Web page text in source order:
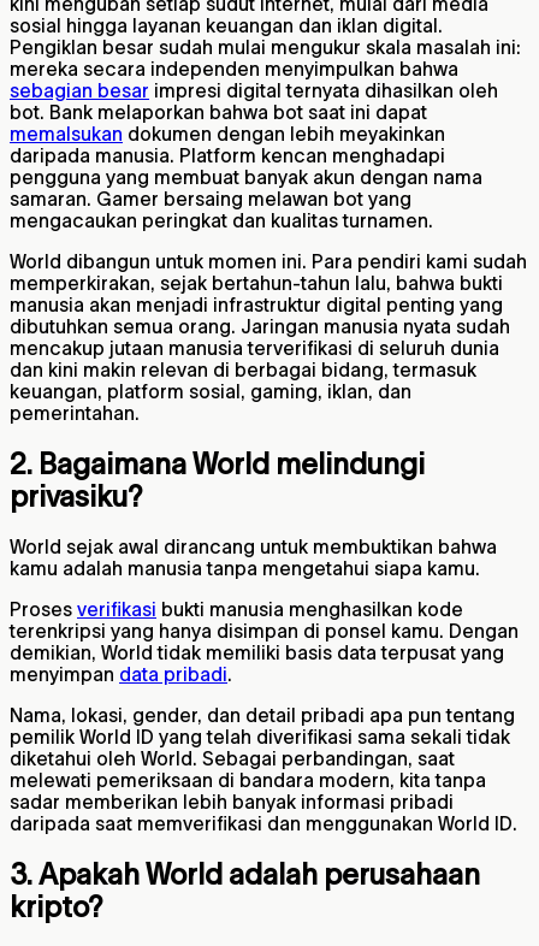
sosial hingga layanan keuangan dan iklan digital.
Pengiklan besar sudah mulai mengukur skala masalah ini:
mereka secara independen menyimpulkan bahwa
sebagian besar impresi digital ternyata dihasilkan oleh
bot. Bank melaporkan bahwa bot saat ini dapat
memalsukan dokumen dengan lebih meyakinkan
daripada manusia. Platform kencan menghadapi
pengguna yang membuat banyak akun dengan nama
samaran. Gamer bersaing melawan bot yang
mengacaukan peringkat dan kualitas turnamen.
World dibangun untuk momen ini. Para pendiri kami sudah
memperkirakan, sejak bertahun-tahun lalu, bahwa bukti
manusia akan menjadi infrastruktur digital penting yang
dibutuhkan semua orang. Jaringan manusia nyata sudah
mencakup jutaan manusia terverifikasi di seluruh dunia
dan kini makin relevan di berbagai bidang, termasuk
keuangan, platform sosial, gaming, iklan, dan
pemerintahan.
2. Bagaimana World melindungi
privasiku?
World sejak awal dirancang untuk membuktikan bahwa
kamu adalah manusia tanpa mengetahui siapa kamu.
Proses verifikasi bukti manusia menghasilkan kode
terenkripsi yang hanya disimpan di ponsel kamu. Dengan
demikian, World tidak memiliki basis data terpusat yang
menyimpan data pribadi.
Nama, lokasi, gender, dan detail pribadi apa pun tentang
pemilik World ID yang telah diverifikasi sama sekali tidak
diketahui oleh World. Sebagai perbandingan, saat
melewati pemeriksaan di bandara modern, kita tanpa
sadar memberikan lebih banyak informasi pribadi
daripada saat memverifikasi dan menggunakan World ID.
3. Apakah World adalah perusahaan
kripto?